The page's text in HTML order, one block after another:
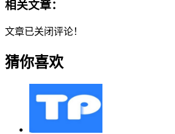
相关文章：
文章已关闭评论！
猜你喜欢